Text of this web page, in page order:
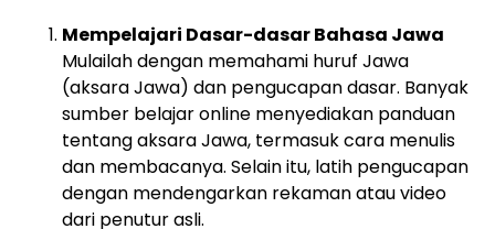
Mempelajari Dasar-dasar Bahasa Jawa
Mulailah dengan memahami huruf Jawa
(aksara Jawa) dan pengucapan dasar. Banyak
sumber belajar online menyediakan panduan
tentang aksara Jawa, termasuk cara menulis
dan membacanya. Selain itu, latih pengucapan
dengan mendengarkan rekaman atau video
dari penutur asli.